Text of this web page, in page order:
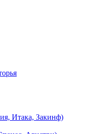
Итака, Закинф)